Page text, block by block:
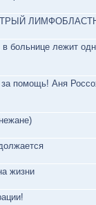
ОСТРЫЙ
больнице лежит
за помощь! Аня
жизни